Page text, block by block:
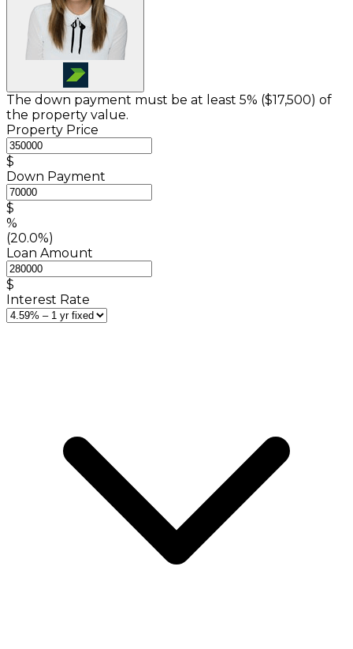
The down payment must be at least 5% ($17,500) of
the property value.
Property Price
$
Down Payment
$
%
(20.0%)
Loan Amount
$
Interest Rate